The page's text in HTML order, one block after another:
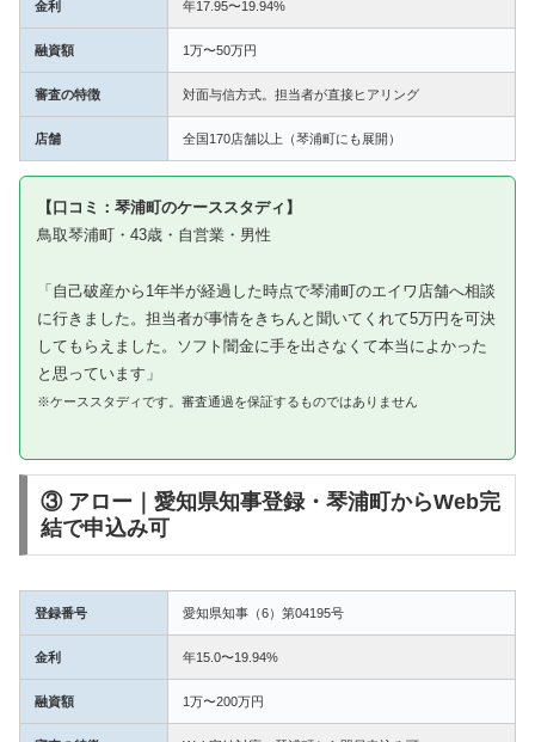
金利 年17.95〜19.94%
融資額 1万〜50万円
審査の特徴 対面与信方式。担当者が直接ヒアリング
店舗 全国170店舗以上（琴浦町にも展開）
【口コミ：琴浦町のケーススタディ】
鳥取琴浦町・43歳・自営業・男性
「自己破産から1年半が経過した時点で琴浦町のエイワ店舗へ相談
に行きました。担当者が事情をきちんと聞いてくれて5万円を可決
してもらえました。ソフト闇金に手を出さなくて本当によかった
と思っています」
※ケーススタディです。審査通過を保証するものではありません
③ アロー｜愛知県知事登録・琴浦町からWeb完
結で申込み可
登録番号 愛知県知事（6）第04195号
金利 年15.0〜19.94%
融資額 1万〜200万円